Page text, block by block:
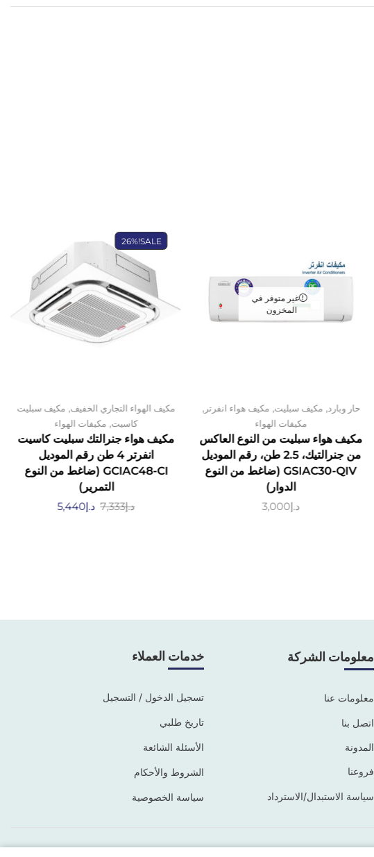
غير متوفر في
المخزون
حار وبارد, مكيف سبليت, مكيف هواء انفرتر ,
مكيفات الهواء
مكيف هواء سبليت من النوع العاكس
من جنرالتيك، 2.5 طن، رقم الموديل
GSIAC30-QIV (ضاغط من النوع
الدوار)
د.إ3,000
SALE!
26%
مكيف الهواء التجاري الخفيف, مكيف سبليت
كاسيت, مكيفات الهواء
مكيف هواء جنرالتك سبليت كاسيت
انفرتر 4 طن رقم الموديل
GCIAC48-CI (ضاغط من النوع
التمرير)
د.إ7,333 د.إ5,440
معلومات الشركة
معلومات عنا
اتصل بنا
المدونة
فروعنا
سياسة الاستبدال/الاسترداد
خدمات العملاء
تسجيل الدخول / التسجيل
تاريخ طلبي
الأسئلة الشائعة
الشروط والأحكام
سياسة الخصوصية